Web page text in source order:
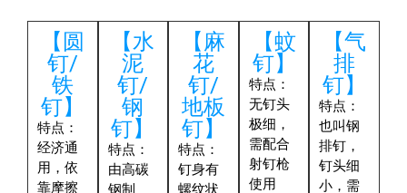
【圆
钉/
铁
钉】
特点 ：
经济通
用，依
靠摩擦
【​水
泥
钉/
钢
钉】
特点 ：
由高碳
钢制
【​ 麻
花
钉/
地板
钉】
特点 ：
钉身有
螺纹状
【蚊
钉】
特点 ：
无钉头
极细，
需配合
射钉枪
使用
【气
排
钉】
特点 ：
也叫钢
排钉，
钉头细
小，需